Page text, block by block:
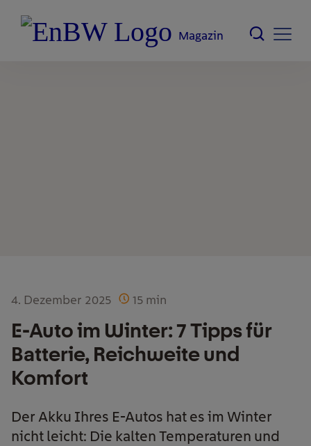
Magazin
4. Dezember 2025 15 min
E-Auto im Winter: 7 Tipps für
Batterie, Reichweite und
Komfort
Der Akku Ihres E-Autos hat es im Winter
nicht leicht: Die kalten Temperaturen und